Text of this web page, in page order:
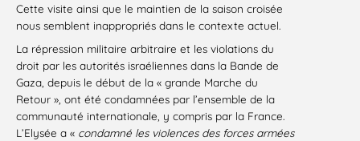
Cette visite ainsi que le maintien de la saison croisée
nous semblent inappropriés dans le contexte actuel.
La répression militaire arbitraire et les violations du
droit par les autorités israéliennes dans la Bande de
Gaza, depuis le début de la « grande Marche du
Retour », ont été condamnées par l’ensemble de la
communauté internationale, y compris par la France.
L’Elysée a « condamné les violences des forces armées